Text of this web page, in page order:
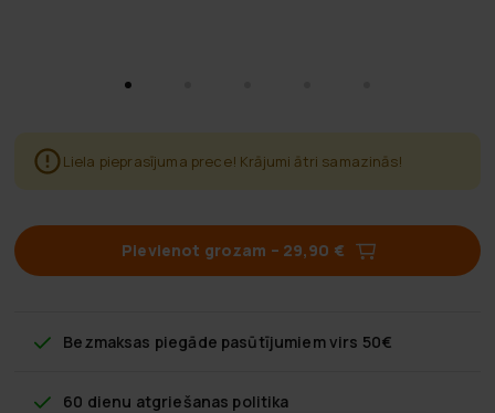
Liela pieprasījuma prece! Krājumi ātri samazinās!
Pievienot grozam – 29,90 €
Bezmaksas piegāde pasūtījumiem virs 50€
60 dienu atgriešanas politika